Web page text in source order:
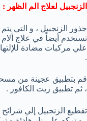
الزنجبيل لعلاج الم الظهر :
جذور الزنجبيل ، و التي
تستخدم أيضاً في علاج
علي مركبات مضادة
.
قم بتطبيق عجينة من
، ثم تطبيق زيت الكافور .
تقطيع الزنجبيل إلي